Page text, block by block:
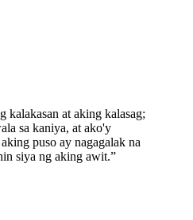
kalakasan at aking kalasag;
sa kaniya, at ako'y
puso ay nagagalak na
siya ng aking awit.”